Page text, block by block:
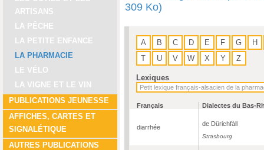
ARTISANS
LA PÊCHE
LA PETITE ENFANCE
LA PHARMACIE
LE VÉLO
LA VIGNE ET LE VIN
PUBLICATIONS JEUNESSE
AFFICHES, CARTES ET
SIGNALÉTIQUE
AUTRES PUBLICATIONS
309 Ko)
A B C D E F G
H
T
U V W X Y Z
Lexiques
Français Dialectes du Bas-
diarrhée de Dürichfàll
Strasbourg